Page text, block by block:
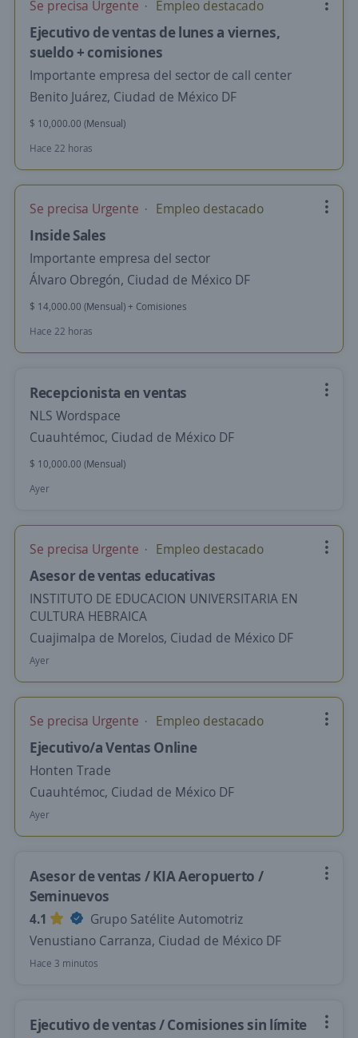
Se precisa Urgente Empleo destacado
Ejecutivo de ventas de lunes a viernes,
sueldo + comisiones
Importante empresa del sector de call center
Benito Juárez, Ciudad de México DF
$ 10,000.00 (Mensual)
Hace 22 horas
Se precisa Urgente Empleo destacado
Inside Sales
Importante empresa del sector
Álvaro Obregón, Ciudad de México DF
$ 14,000.00 (Mensual) + Comisiones
Hace 22 horas
Recepcionista en ventas
NLS Wordspace
Cuauhtémoc, Ciudad de México DF
$ 10,000.00 (Mensual)
Ayer
Se precisa Urgente Empleo destacado
Asesor de ventas educativas
INSTITUTO DE EDUCACION UNIVERSITARIA EN
CULTURA HEBRAICA
Cuajimalpa de Morelos, Ciudad de México DF
Ayer
Se precisa Urgente Empleo destacado
Ejecutivo/a Ventas Online
Honten Trade
Cuauhtémoc, Ciudad de México DF
Ayer
Asesor de ventas / KIA Aeropuerto /
Seminuevos
4.1
Grupo Satélite Automotriz
Venustiano Carranza, Ciudad de México DF
Hace 3 minutos
Ejecutivo de ventas / Comisiones sin límite